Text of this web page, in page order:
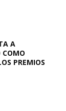
A
COMO
PREMIOS